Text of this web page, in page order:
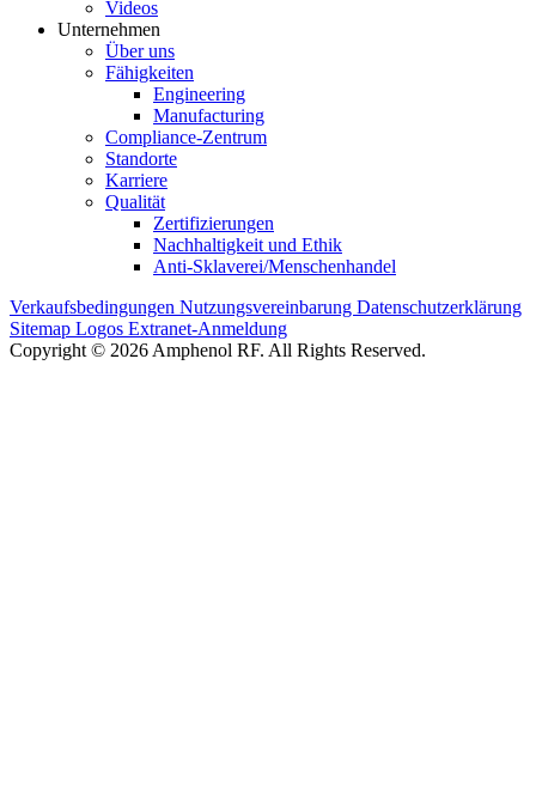
Videos
Unternehmen
Über uns
Fähigkeiten
Engineering
Manufacturing
Compliance-Zentrum
Standorte
Karriere
Qualität
Zertifizierungen
Nachhaltigkeit und Ethik
Anti-Sklaverei/Menschenhandel
Verkaufsbedingungen Nutzungsvereinbarung Datenschutzerklärung
Sitemap Logos Extranet-Anmeldung
Copyright © 2026 Amphenol RF. All Rights Reserved.